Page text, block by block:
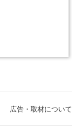
広告・取材について